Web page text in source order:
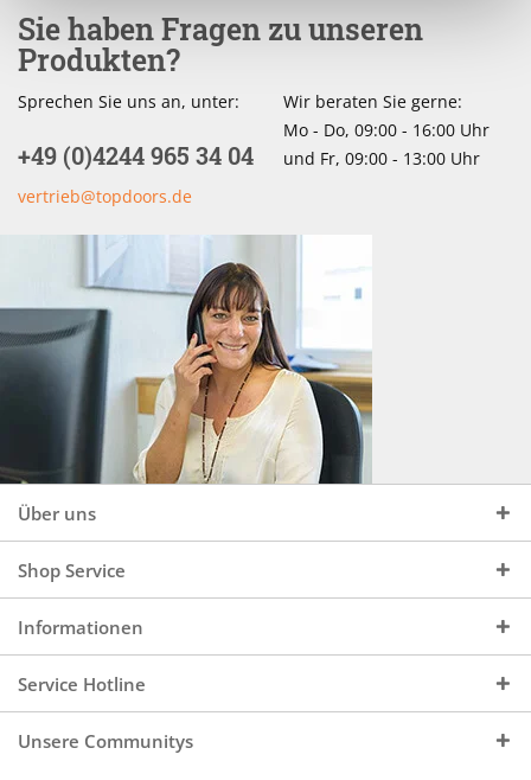
Sie haben Fragen zu unseren
Produkten?
Sprechen Sie uns an, unter:
+49 (0)4244 965 34 04
vertrieb@topdoors.de
Wir beraten Sie gerne:
Mo - Do, 09:00 - 16:00 Uhr
und Fr, 09:00 - 13:00 Uhr
Über uns
Shop Service
Informationen
Service Hotline
Unsere Communitys